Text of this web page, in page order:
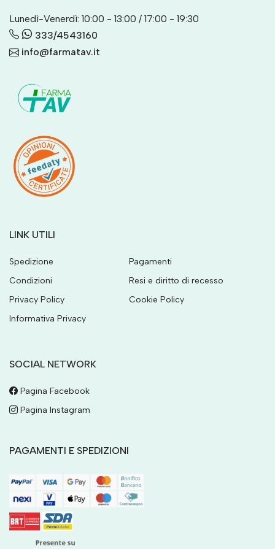
Lunedì-Venerdì: 10:00 - 13:00 / 17:00 - 19:30
333/4543160
info@farmatav.it
LINK UTILI
Spedizione
Pagamenti
Condizioni
Resi e diritto di recesso
Privacy Policy
Cookie Policy
Informativa Privacy
SOCIAL NETWORK
Pagina Facebook
Pagina Instagram
PAGAMENTI E SPEDIZIONI